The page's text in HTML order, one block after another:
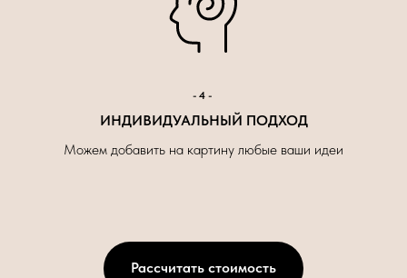
-4-
ИНДИВИДУАЛЬНЫЙ ПОДХОД
Можем добавить на картину любые ваши идеи
Рассчитать стоимость